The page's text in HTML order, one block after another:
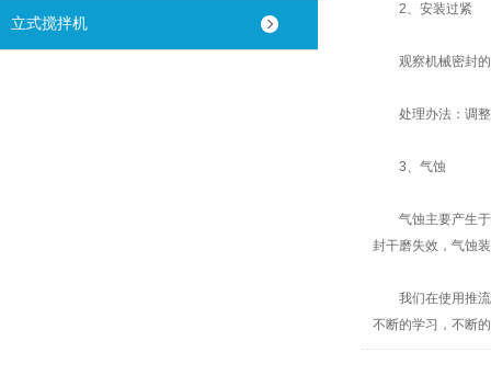
立式搅拌机
2、安装过紧
观察机械密封的
处理办法：调整
3、气蚀
气蚀主要产生于
封干磨失效，气蚀
我们在使用推流
不断的学习，不断